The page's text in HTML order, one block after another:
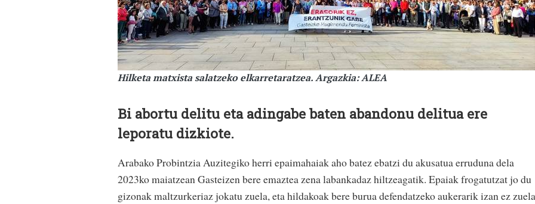
Hilketa matxista salatzeko elkarretaratzea. Argazkia: ALEA
Bi abortu delitu eta adingabe baten abandonu delitua ere
leporatu dizkiote.
Arabako Probintzia Auzitegiko herri epaimahaiak aho batez ebatzi du akusatua erruduna dela
2023ko maiatzean Gasteizen bere emaztea zena labankadaz hiltzeagatik. Epaiak frogatutzat jo du
gizonak maltzurkeriaz jokatu zuela, eta hildakoak bere burua defendatzeko aukerarik izan ez